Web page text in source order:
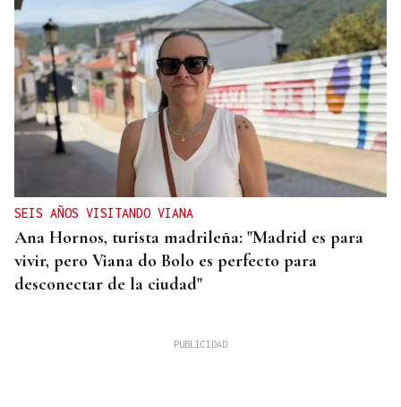
SEIS AÑOS VISITANDO VIANA
Ana Hornos, turista madrileña: "Madrid es para
vivir, pero Viana do Bolo es perfecto para
desconectar de la ciudad"